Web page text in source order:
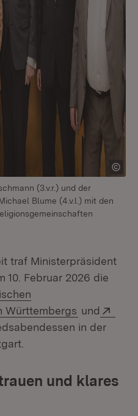
(3.v.r.) und der
Blume (4.v.l.) mit den
traf Ministerpräsident
10. Februar 2026 die
Württembergs (Öffnet in
und
in der
und klares